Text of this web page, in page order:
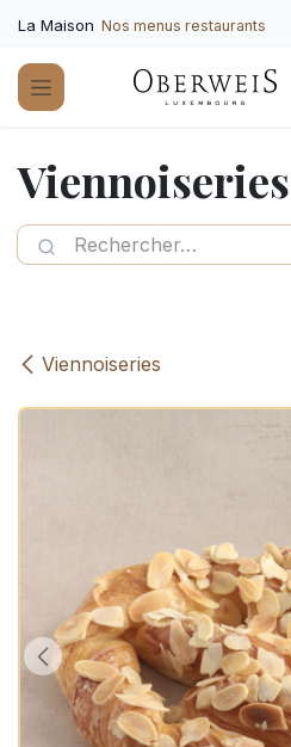
La Maison Nos menus restaurants
Viennoiseries
Viennoiseries